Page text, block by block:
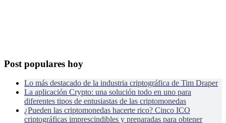
Post populares hoy
Lo más destacado de la industria criptográfica de Tim Draper
La aplicación Crypto: una solución todo en uno para
diferentes tipos de entusiastas de las criptomonedas
¿Pueden las criptomonedas hacerte rico? Cinco ICO
criptográficas imprescindibles y preparadas para obtener